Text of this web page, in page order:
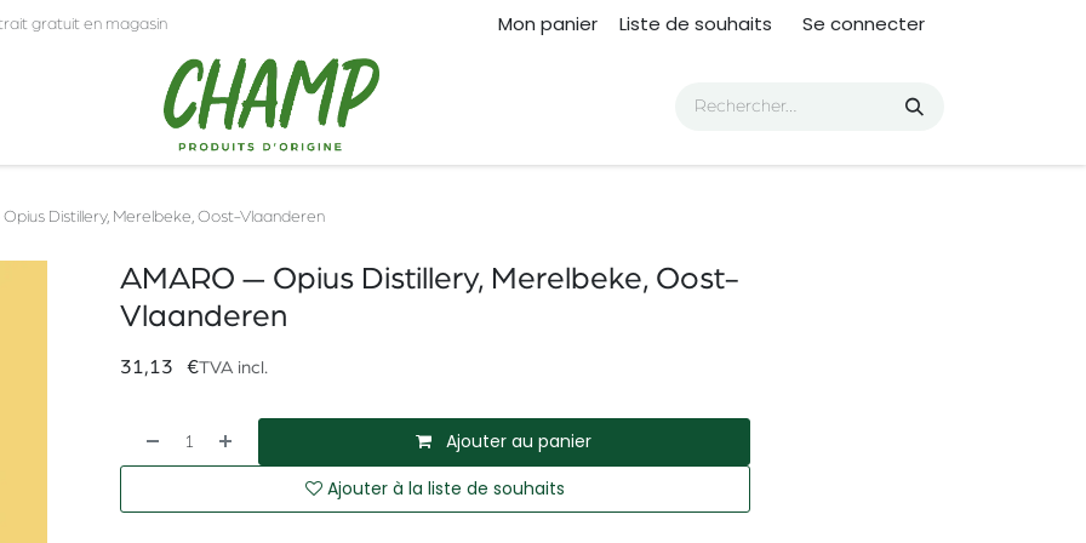
gratuit en magasin Mon panier Liste de souhaits Se connecter
Distillery, Merelbeke, Oost-Vlaanderen
AMARO — Opius Distillery, Merelbeke, Oost-
Vlaanderen
31,13 €TVA incl.
Ajouter au panier
Ajouter à la liste de souhaits